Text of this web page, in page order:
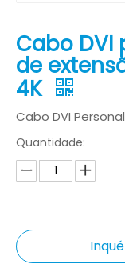
Cabo DVI
de
4K
Cabo DVI
Quantidade: